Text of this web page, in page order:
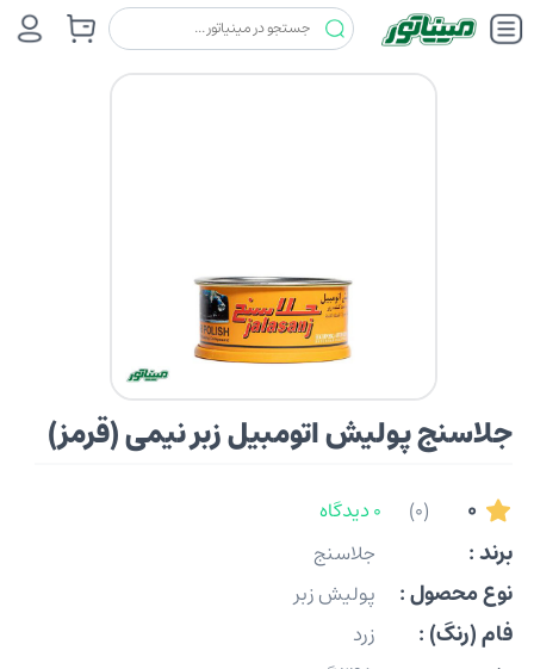
چسب ها جلاسنج جلاسنج پولیش اتومبیل زبر نیمی (قرمز)
جلاسنج پولیش اتومبیل زبر نیمی (قرمز)
0
(0) 0 دیدگاه
برند : جلاسنج
نوع محصول : پولیش زبر
فام (رنگ) : زرد